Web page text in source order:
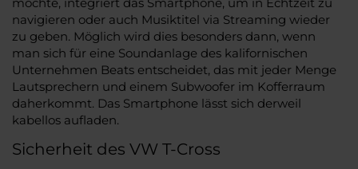
navigieren oder auch Musiktitel via Streaming wieder
zu geben. Möglich wird dies besonders dann, wenn
man sich für eine Soundanlage des kalifornischen
Unternehmen Beats entscheidet, das mit jeder Menge
Lautsprechern und einem Subwoofer im Kofferraum
daherkommt. Das Smartphone lässt sich derweil
kabellos aufladen.
Sicherheit des VW T-Cross